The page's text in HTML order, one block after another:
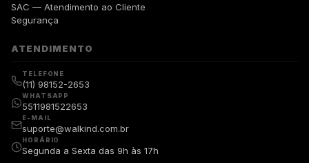
SAC — Atendimento ao Cliente
Segurança
ATENDIMENTO
TELEFONE
(11) 98152-2653
WHATSAPP
5511981522653
E-MAIL
suporte@walkind.com.br
HORÁRIO
Segunda a Sexta das 9h às 17h